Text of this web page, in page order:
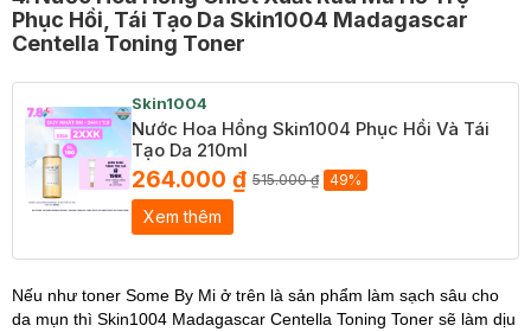
Phục Hồi, Tái Tạo Da Skin1004 Madagascar
Centella Toning Toner
Skin1004
Nước Hoa Hồng Skin1004 Phục Hồi Và Tái
Tạo Da 210ml
264.000 ₫ 515.000 ₫ 49%
Xem thêm
Nếu như toner Some By Mi ở trên là sản phẩm làm sạch sâu cho
da mụn thì Skin1004 Madagascar Centella Toning Toner sẽ làm dịu